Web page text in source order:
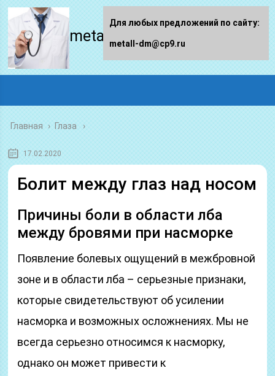
metall-dm.ru
Главная › Глаза
17.02.2020
Болит между глаз над носом
Причины боли в области лба
между бровями при насморке
Появление болевых ощущений в межбровной
зоне и в области лба – серьезные признаки,
которые свидетельствуют об усилении
насморка и возможных осложнениях. Мы не
всегда серьезно относимся к насморку,
однако он может привести к
Для любых предложений по сайту:
metall-dm@cp9.ru